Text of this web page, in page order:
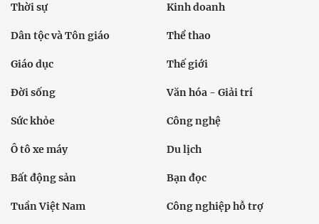
Thời sự Kinh doanh
Dân tộc và Tôn giáo Thể thao
Giáo dục Thế giới
Đời sống Văn hóa - Giải trí
Sức khỏe Công nghệ
Ô tô xe máy Du lịch
Bất động sản Bạn đọc
Tuần Việt Nam Công nghiệp hỗ trợ